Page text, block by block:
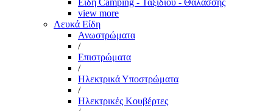
Είδη Camping - Ταξιδιού - Θαλάσσης
view more
Λευκά Είδη
Ανωστρώματα
/
Επιστρώματα
/
Ηλεκτρικά Υποστρώματα
/
Ηλεκτρικές Κουβέρτες